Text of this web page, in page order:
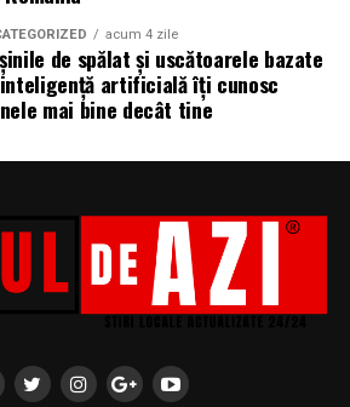
de 351 lei + taxe pentru vineri si
duminica costul biletului este de
acum 4 zile
de spălat și uscătoarele bazate
artificială îți cunosc
mai bine decât tine